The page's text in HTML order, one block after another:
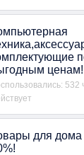
ценам!
532
для дома